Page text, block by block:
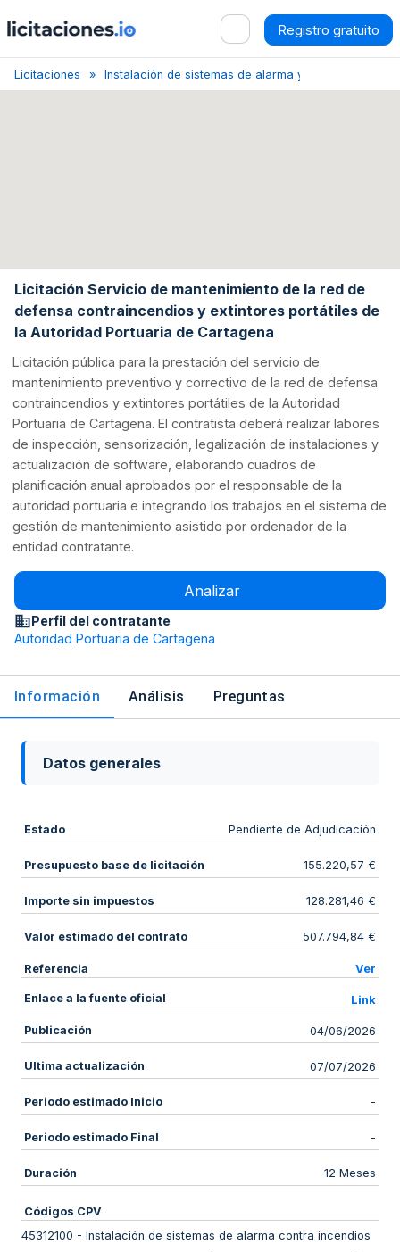
Registro gratuito
Licitaciones Instalación de sistemas de alarma y antenas
Licitación Servicio de mantenimiento de la red de
defensa contraincendios y extintores portátiles de
la Autoridad Portuaria de Cartagena
Licitación pública para la prestación del servicio de
mantenimiento preventivo y correctivo de la red de defensa
contraincendios y extintores portátiles de la Autoridad
Portuaria de Cartagena. El contratista deberá realizar labores
de inspección, sensorización, legalización de instalaciones y
actualización de software, elaborando cuadros de
planificación anual aprobados por el responsable de la
autoridad portuaria e integrando los trabajos en el sistema de
gestión de mantenimiento asistido por ordenador de la
entidad contratante.
Analizar
Perfil del contratante
Autoridad Portuaria de Cartagena
Información Análisis Preguntas
Datos generales
Estado Pendiente de Adjudicación
Presupuesto base de licitación 155.220,57 €
Importe sin impuestos 128.281,46 €
Valor estimado del contrato 507.794,84 €
Referencia Ver
Enlace a la fuente oficial Link
Publicación 04/06/2026
Ultima actualización 07/07/2026
Periodo estimado Inicio -
Periodo estimado Final -
Duración 12 Meses
Códigos CPV
45312100 - Instalación de sistemas de alarma contra incendios